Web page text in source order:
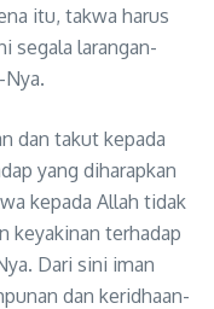
itu, takwa harus
segala larangan-
dan takut kepada
yang diharapkan
kepada Allah tidak
keyakinan terhadap
Dari sini iman
dan keridhaan-